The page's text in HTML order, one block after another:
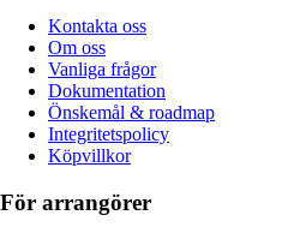
Kontakta oss
Om oss
Vanliga frågor
Dokumentation
Önskemål & roadmap
Integritetspolicy
Köpvillkor
För arrangörer